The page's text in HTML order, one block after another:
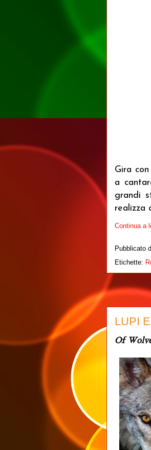
Gira
a
grandi
realizza
Continua a
Pubblicato
Etichette:
LUPI
Of